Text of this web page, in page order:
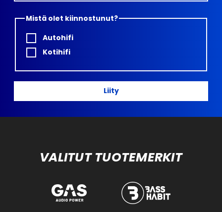
Mistä olet kiinnostunut?
Autohifi
Kotihifi
Liity
VALITUT TUOTEMERKIT